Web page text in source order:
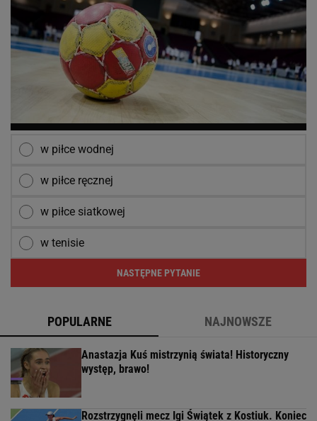
w piłce wodnej
w piłce ręcznej
w piłce siatkowej
w tenisie
NASTĘPNE PYTANIE
POPULARNE NAJNOWSZE
Anastazja Kuś mistrzynią świata! Historyczny
występ, brawo!
Rozstrzygnęli mecz Igi Świątek z Kostiuk. Koniec